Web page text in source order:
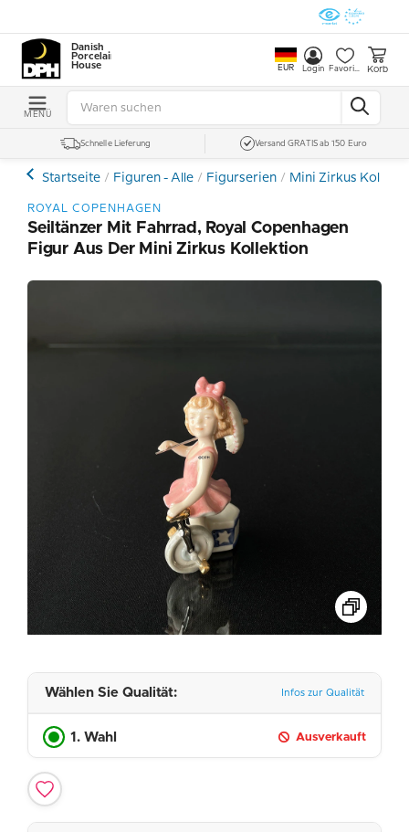
Danish
Porcelain
House
EUR Login Favoriten Korb
MENÜ
Schnelle Lieferung Versand GRATIS ab 150 Euro
Startseite Figuren - Alle Figurserien Mini Zirkus
ROYAL COPENHAGEN
Seiltänzer Mit Fahrrad, Royal Copenhagen
Figur Aus Der Mini Zirkus Kollektion
Wählen Sie Qualität: Infos zur Qualität
1. Wahl Ausverkauft